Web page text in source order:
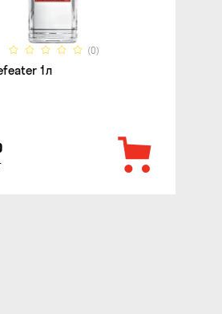
(0)
1л